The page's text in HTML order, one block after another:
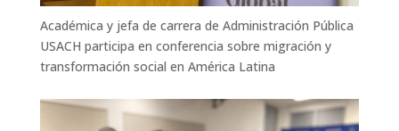
Académica y jefa de carrera de Administración Pública
USACH participa en conferencia sobre migración y
transformación social en América Latina